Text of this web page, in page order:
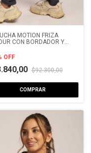
MOTION FRIZA
CON BORDADOR Y
OFF
$92.300,00
COMPRAR